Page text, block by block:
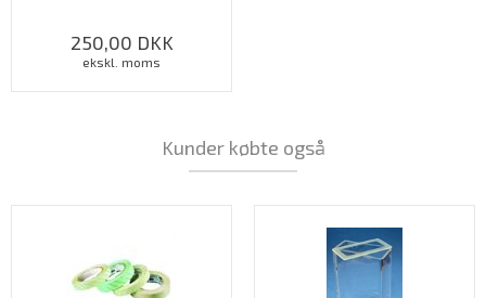
250,00 DKK
ekskl. moms
Kunder købte også